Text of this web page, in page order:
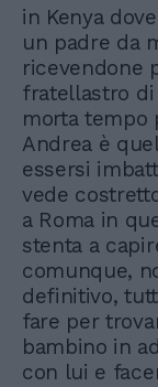
in Kenya
un padre da
ricevendone
fratellastro di
morta tempo
Andrea è
essersi
vede
a Roma in
stenta a
comunque,
definitivo,
fare per
bambino in
con lui e